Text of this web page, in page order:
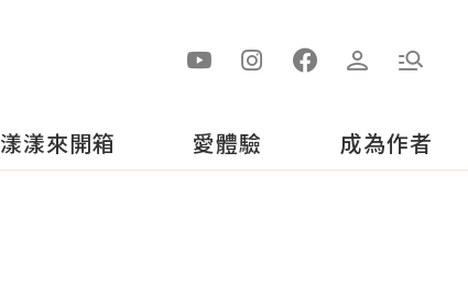
漾漾來開箱 愛體驗 成為作者